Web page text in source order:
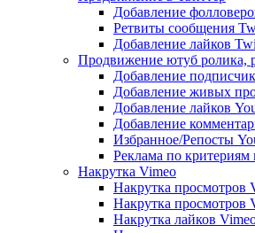
Добавление
Ретвиты сообщения
Добавление лайков
Продвижение ютуб ролика,
Добавление
Добавление живых
Добавление лайков
Добавление
Избранное/Репосты
Реклама по критериям
Накрутка Vimeo
Накрутка
Накрутка просмотров
Накрутка лайков